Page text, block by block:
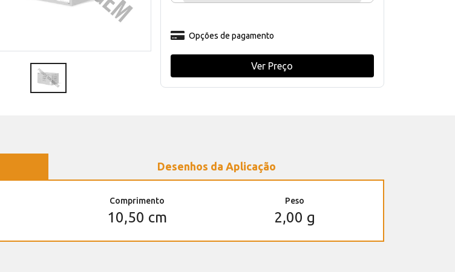
Opções de pagamento
Ver Preço
Desenhos da Aplicação
Comprimento
10,50 cm
Peso
2,00 g